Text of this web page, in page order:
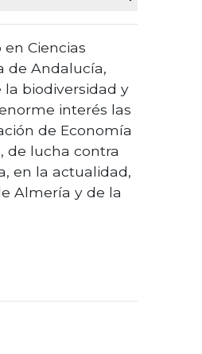
Ciencias
de Andalucía,
la biodiversidad y
interés las
de Economía
de lucha contra
en la actualidad,
Almería y de la